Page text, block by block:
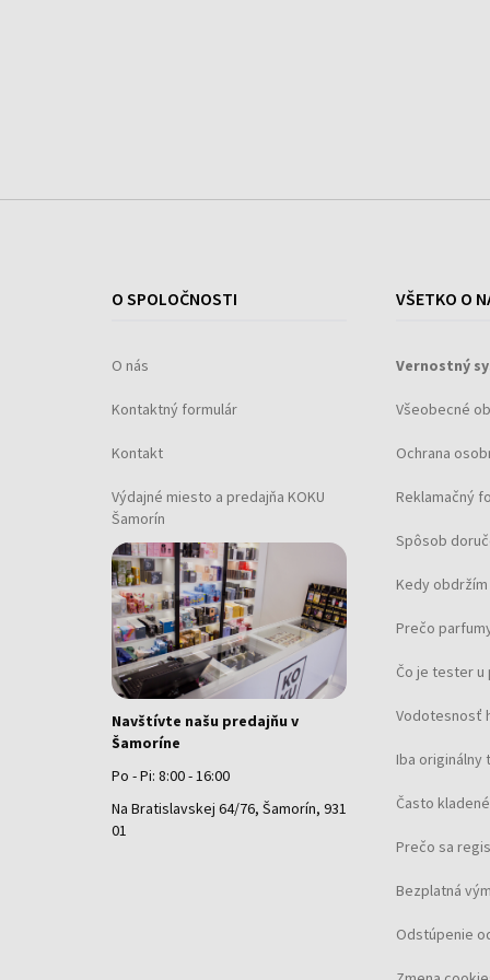
O SPOLOČNOSTI
O nás
Kontaktný formulár
Kontakt
Výdajné miesto a predajňa KOKU
Šamorín
Navštívte našu predajňu v
Šamoríne
Po - Pi: 8:00 - 16:00
Na Bratislavskej 64/76, Šamorín, 931
01
VŠETKO O
Vernostný
Všeobecné
Ochrana
Reklamačný
Spôsob
Kedy
Prečo
Čo je tester u
Vodotesnosť
Iba originálny
Často
Prečo sa
Bezplatná
Odstúpenie